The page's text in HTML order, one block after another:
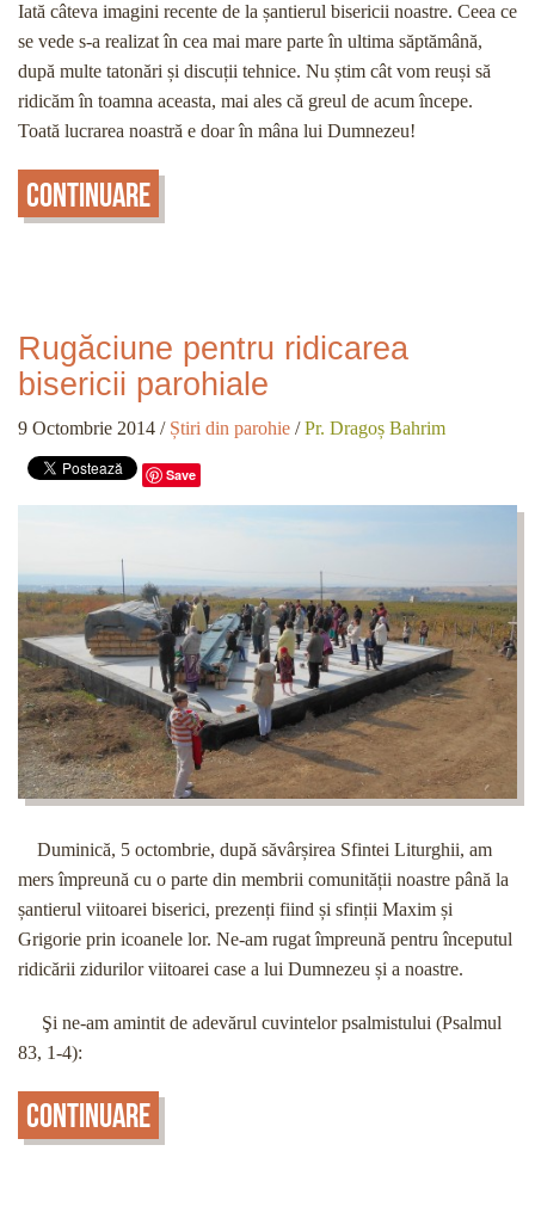
Iată câteva imagini recente de la șantierul bisericii noastre. Ceea ce
se vede s-a realizat în cea mai mare parte în ultima săptămână,
după multe tatonări și discuții tehnice. Nu știm cât vom reuși să
ridicăm în toamna aceasta, mai ales că greul de acum începe.
Toată lucrarea noastră e doar în mâna lui Dumnezeu!
Continuare
Rugăciune pentru ridicarea
bisericii parohiale
9 Octombrie 2014 / Știri din parohie /Pr. Dragoș Bahrim
Save
Duminică, 5 octombrie, după săvârșirea Sfintei Liturghii, am
mers împreună cu o parte din membrii comunității noastre până la
șantierul viitoarei biserici, prezenți fiind și sfinții Maxim și
Grigorie prin icoanele lor. Ne-am rugat împreună pentru începutul
ridicării zidurilor viitoarei case a lui Dumnezeu și a noastre.
Şi ne-am amintit de adevărul cuvintelor psalmistului (Psalmul
83, 1-4):
Continuare